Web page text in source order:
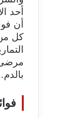
أحد
أن
كل
مرضى
بالدم.